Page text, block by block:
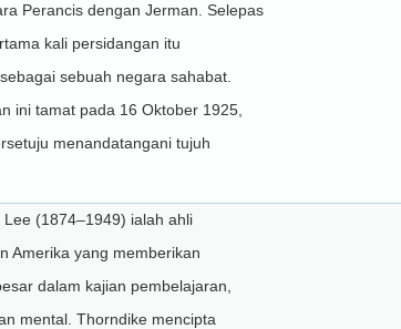
Perancis dengan Jerman. Selepas
kali persidangan itu
sebuah negara sahabat.
ini tamat pada 16 Oktober 1925,
menandatangani tujuh
(1874–1949) ialah ahli
Amerika yang memberikan
dalam kajian pembelajaran,
mental. Thorndike mencipta